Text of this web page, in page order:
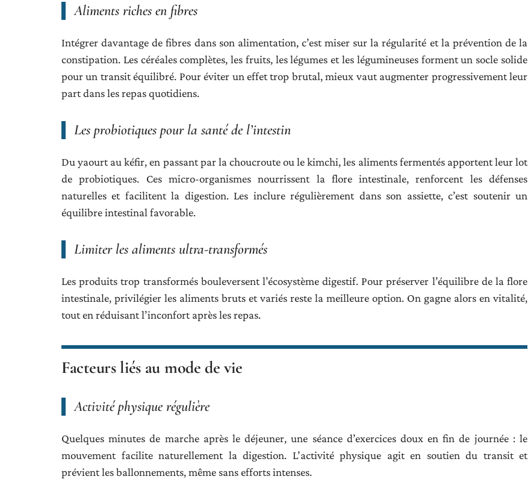
Aliments riches en fibres
Intégrer davantage de fibres dans son alimentation, c’est miser sur la régularité et la prévention de la
constipation. Les céréales complètes, les fruits, les légumes et les légumineuses forment un socle solide
pour un transit équilibré. Pour éviter un effet trop brutal, mieux vaut augmenter progressivement leur
part dans les repas quotidiens.
Les probiotiques pour la santé de l’intestin
Du yaourt au kéfir, en passant par la choucroute ou le kimchi, les aliments fermentés apportent leur lot
de probiotiques. Ces micro-organismes nourrissent la flore intestinale, renforcent les défenses
naturelles et facilitent la digestion. Les inclure régulièrement dans son assiette, c’est soutenir un
équilibre intestinal favorable.
Limiter les aliments ultra-transformés
Les produits trop transformés bouleversent l’écosystème digestif. Pour préserver l’équilibre de la flore
intestinale, privilégier les aliments bruts et variés reste la meilleure option. On gagne alors en vitalité,
tout en réduisant l’inconfort après les repas.
Facteurs liés au mode de vie
Activité physique régulière
Quelques minutes de marche après le déjeuner, une séance d’exercices doux en fin de journée : le
mouvement facilite naturellement la digestion. L’activité physique agit en soutien du transit et
prévient les ballonnements, même sans efforts intenses.